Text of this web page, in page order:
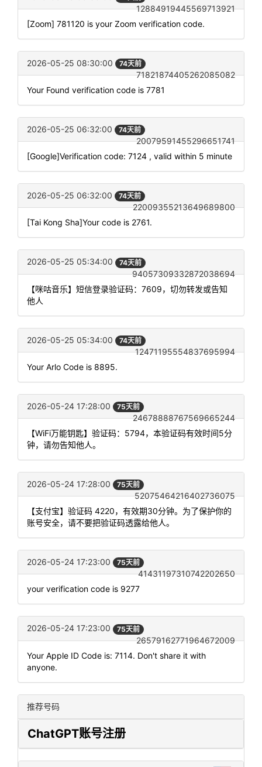
12884919445569713921
[Zoom] 781120 is your Zoom verification code.
2026-05-25 08:30:00 74天前
71821874405262085082
Your Found verification code is 7781
2026-05-25 06:32:00 74天前
20079591455296651741
[Google]Verification code: 7124 , valid within 5 minute
2026-05-25 06:32:00 74天前
22009355213649689800
[Tai Kong Sha]Your code is 2761.
2026-05-25 05:34:00 74天前
94057309332872038694
【咪咕音乐】短信登录验证码：7609，切勿转发或告知
他人
2026-05-25 05:34:00 74天前
12471195554837695994
Your Arlo Code is 8895.
2026-05-24 17:28:00 75天前
24678888767569665244
【WiFi万能钥匙】验证码：5794，本验证码有效时间5分
钟，请勿告知他人。
2026-05-24 17:28:00 75天前
52075464216402736075
【支付宝】验证码 4220，有效期30分钟。为了保护你的
账号安全，请不要把验证码透露给他人。
2026-05-24 17:23:00 75天前
41431197310742202650
your verification code is 9277
2026-05-24 17:23:00 75天前
26579162771964672009
Your Apple ID Code is: 7114. Don't share it with
anyone.
推荐号码
ChatGPT账号注册